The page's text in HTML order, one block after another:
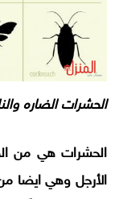
الحشرات الضاره
الحشرات هي من
الأرجل وهي ايضا من